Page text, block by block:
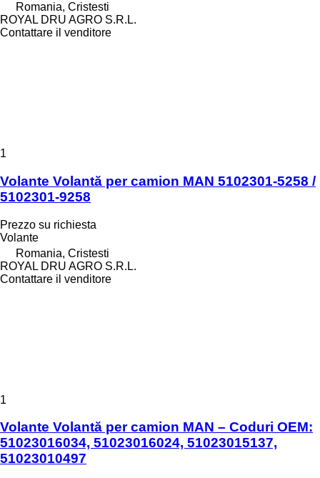
Romania, Cristesti
ROYAL DRU AGRO S.R.L.
Contattare il venditore
1
Volante Volantă per camion MAN 5102301-5258 /
5102301-9258
Prezzo su richiesta
Volante
Romania, Cristesti
ROYAL DRU AGRO S.R.L.
Contattare il venditore
1
Volante Volantă per camion MAN – Coduri OEM:
51023016034, 51023016024, 51023015137,
51023010497